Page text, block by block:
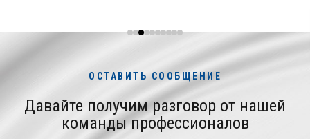
ОСТАВИТЬ СООБЩЕНИЕ
Давайте получим разговор от нашей
команды профессионалов